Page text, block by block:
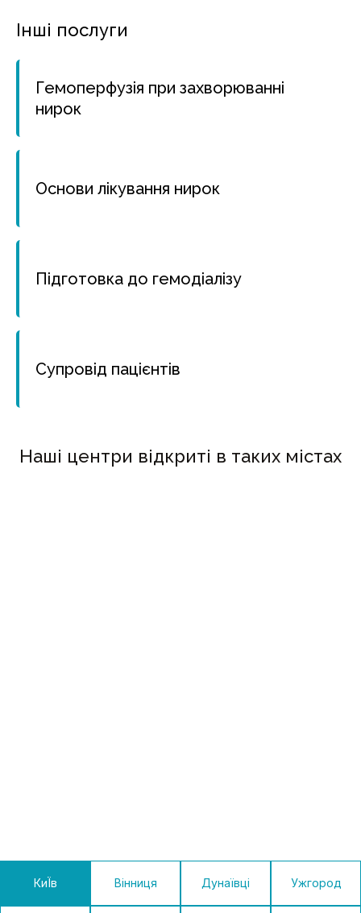
Інші послуги
Гемоперфузія при захворюванні
нирок
Основи лікування нирок
Підготовка до гемодіалізу
Супровід пацієнтів
Наші центри відкриті в таких містах
КиЇв Вінниця Дунаївці Ужгород